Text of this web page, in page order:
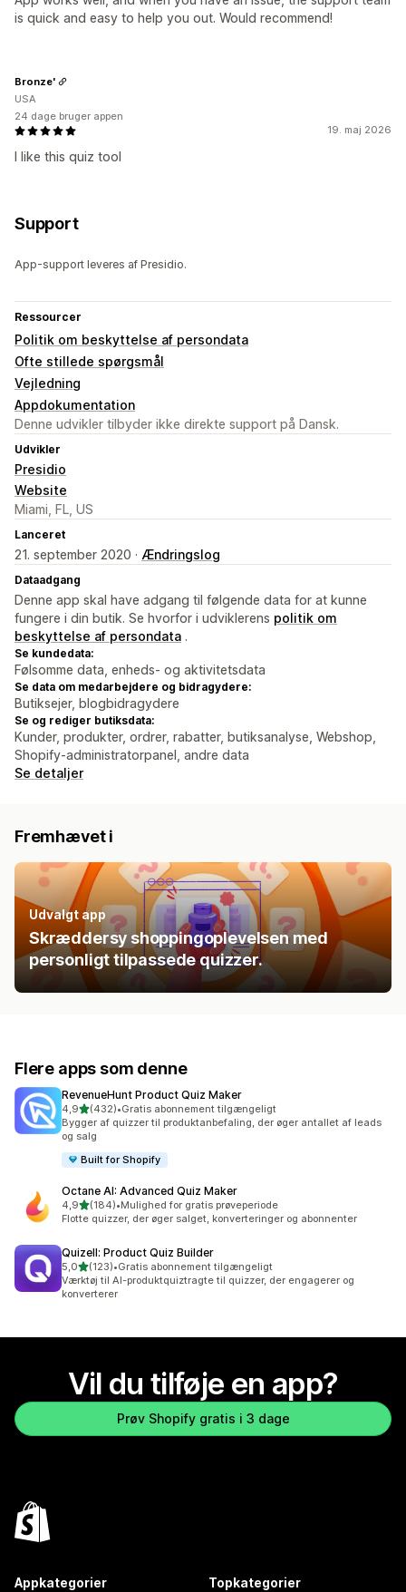
is quick and easy to help you out. Would recommend!
19. maj 2026
I like this quiz tool
Bronze'
USA
24 dage bruger appen
Support
App-support leveres af Presidio.
Ressourcer
Politik om beskyttelse af persondata
Ofte stillede spørgsmål
Vejledning
Appdokumentation
Denne udvikler tilbyder ikke direkte support på Dansk.
Udvikler
Presidio
Website
Miami, FL, US
Lanceret
21. september 2020 · Ændringslog
Dataadgang
Denne app skal have adgang til følgende data for at kunne
fungere i din butik. Se hvorfor i udviklerens politik om
beskyttelse af persondata .
Se kundedata:
Følsomme data, enheds- og aktivitetsdata
Se data om medarbejdere og bidragydere:
Butiksejer, blogbidragydere
Se og rediger butiksdata:
Kunder, produkter, ordrer, rabatter, butiksanalyse, Webshop,
Shopify-administratorpanel, andre data
Se detaljer
Fremhævet i
Udvalgt app
Skræddersy shoppingoplevelsen med
personligt tilpassede quizzer.
Flere apps som denne
RevenueHunt Product Quiz Maker
4,9ud af 5 stjerner
(432)
432 anmeldelser i alt
•Gratis abonnement tilgængeligt
Bygger af quizzer til produktanbefaling, der øger antallet af leads
og salg
Built for Shopify
Octane AI: Advanced Quiz Maker
4,9ud af 5 stjerner
(184)
184 anmeldelser i alt
•Mulighed for gratis prøveperiode
Flotte quizzer, der øger salget, konverteringer og abonnenter
Quizell: Product Quiz Builder
5,0ud af 5 stjerner
(123)
123 anmeldelser i alt
•Gratis abonnement tilgængeligt
Værktøj til AI-produktquiztragte til quizzer, der engagerer og
konverterer
Vil du tilføje en app?
Prøv Shopify gratis i 3 dage
Appkategorier Topkategorier